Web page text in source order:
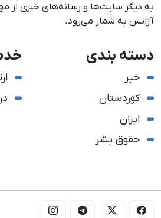
به دیگر سایت‌ها و رسانه‌های خبری از
آژانس به شمار می‌رود.
دسته بندی
خبر
کوردستان
ایران
حقوق بشر